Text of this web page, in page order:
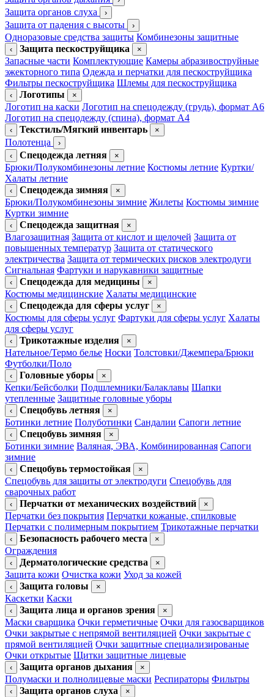
Защита органов слуха ›
Защита от падения с высоты ›
Одноразовые средства защиты Комбинезоны защитные
‹ Защита пескоструйщика ×
Запасные части Комплектующие Камеры абразивоструйные
эжекторного типа Одежда и перчатки для пескоструйщика
Фильтры пескоструйщика Шлемы для пескоструйщика
‹ Логотипы ×
Логотип на каски Логотип на спецодежду (грудь), формат А6
Логотип на спецодежду (спина), формат А4
‹ Текстиль/Мягкий инвентарь ×
Полотенца
›
‹
Спецодежда летняя ×
Брюки/Полукомбинезоны летние Костюмы летние Куртки/
Халаты летние
‹ Спецодежда зимняя ×
Брюки/Полукомбинезоны зимние Жилеты Костюмы зимние
Куртки зимние
‹ Спецодежда защитная ×
Влагозащитная Защита от кислот и щелочей Защита от
повышенных температур Защита от статического
электричества Защита от термических рисков электродуги
Сигнальная Фартуки и нарукавники защитные
‹ Спецодежда для медицины ×
Костюмы медицинские Халаты медицинские
‹ Спецодежда для сферы услуг ×
Костюмы для сферы услуг Фартуки для сферы услуг Халаты
для сферы услуг
‹ Трикотажные изделия ×
Нательное/Термо белье Носки Толстовки/Джемпера/Брюки
Футболки/Поло
‹ Головные уборы ×
Кепки/Бейсболки Подшлемники/Балаклавы Шапки
утепленные Защитные головные уборы
‹ Спецобувь летняя ×
Ботинки летние Полуботинки Сандалии Сапоги летние
‹ Спецобувь зимняя ×
Ботинки зимние Валяная, ЭВА, Комбинированная Сапоги
зимние
‹ Спецобувь термостойкая ×
Спецобувь для защиты от электродуги Спецобувь для
сварочных работ
‹ Перчатки от механических воздействий ×
Перчатки без покрытия Перчатки кожаные, спилковые
Перчатки с полимерным покрытием Трикотажные перчатки
‹ Безопасность рабочего места ×
Ограждения
‹ Дерматологические средства ×
Защита кожи Очистка кожи Уход за кожей
‹ Защита головы ×
Каскетки Каски
‹ Защита лица и органов зрения ×
Маски сварщика Очки герметичные Очки для газосварщиков
Очки закрытые с непрямой вентиляцией Очки закрытые с
прямой вентиляцией Очки защитные специализированые
Очки открытые Щитки защитные лицевые
‹ Защита органов дыхания ×
Полумаски и полнолицевые маски Респираторы Фильтры
‹ Защита органов слуха ×